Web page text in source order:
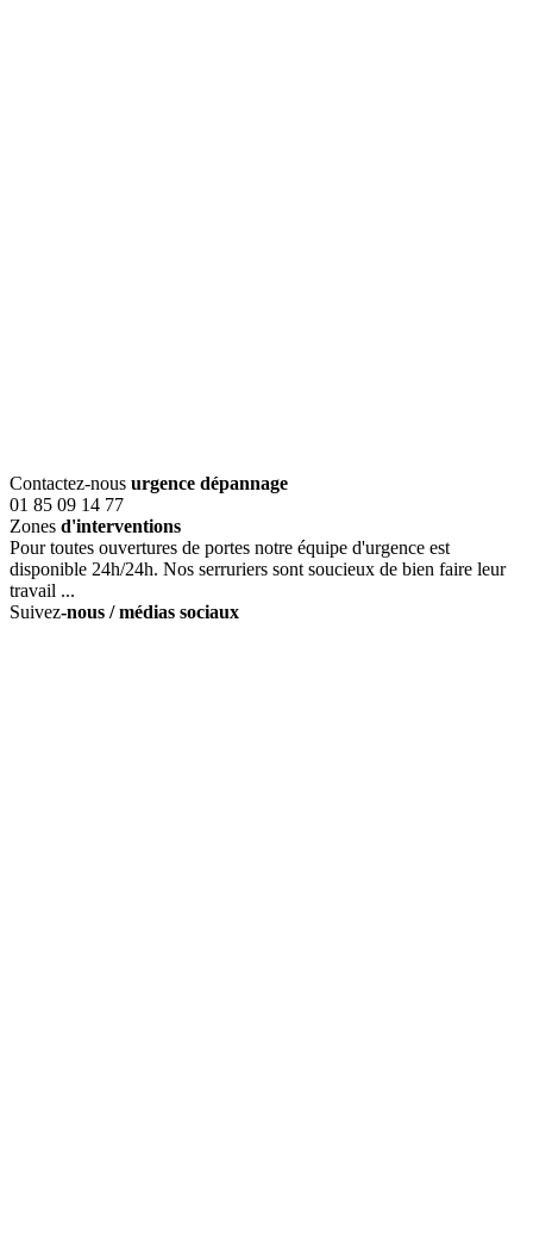
Contactez-nous urgence dépannage
01 85 09 14 77
Zones d'interventions
Pour toutes ouvertures de portes notre équipe d'urgence est
disponible 24h/24h. Nos serruriers sont soucieux de bien faire leur
travail ...
Suivez-nous / médias sociaux